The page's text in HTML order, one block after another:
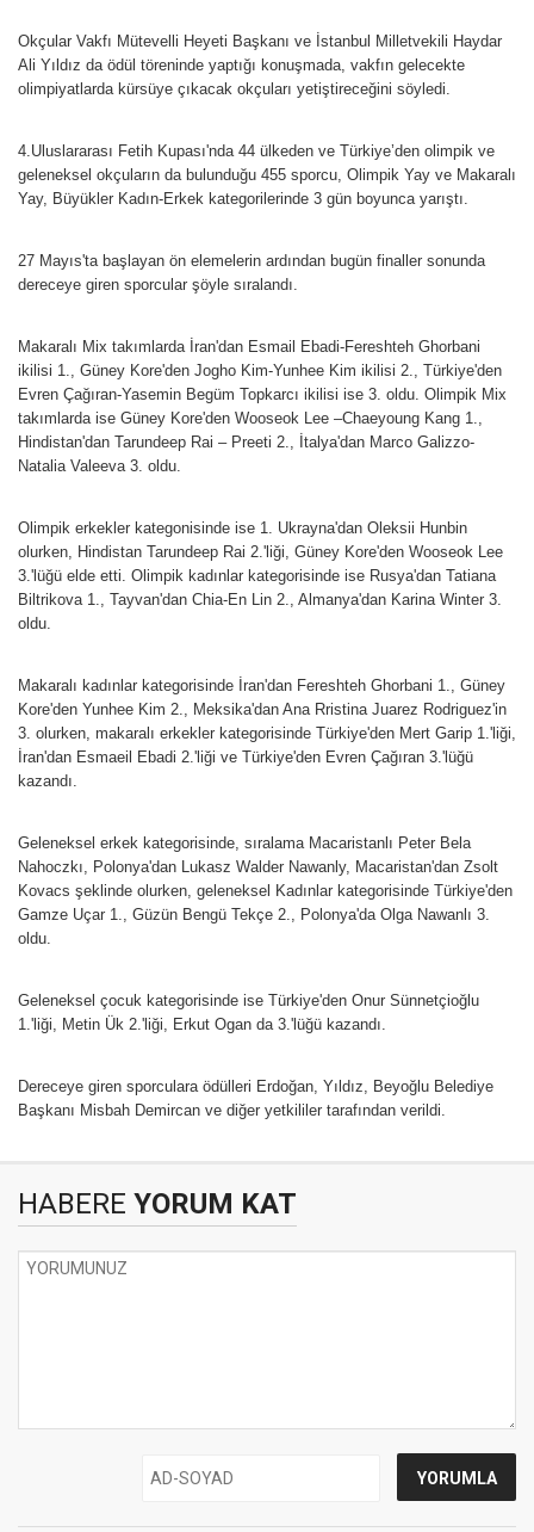
Okçular Vakfı Mütevelli Heyeti Başkanı ve İstanbul Milletvekili Haydar
Ali Yıldız da ödül töreninde yaptığı konuşmada, vakfın gelecekte
olimpiyatlarda kürsüye çıkacak okçuları yetiştireceğini söyledi.
4.Uluslararası Fetih Kupası'nda 44 ülkeden ve Türkiye’den olimpik ve
geleneksel okçuların da bulunduğu 455 sporcu, Olimpik Yay ve Makaralı
Yay, Büyükler Kadın-Erkek kategorilerinde 3 gün boyunca yarıştı.
27 Mayıs'ta başlayan ön elemelerin ardından bugün finaller sonunda
dereceye giren sporcular şöyle sıralandı.
Makaralı Mix takımlarda İran'dan Esmail Ebadi-Fereshteh Ghorbani
ikilisi 1., Güney Kore'den Jogho Kim-Yunhee Kim ikilisi 2., Türkiye'den
Evren Çağıran-Yasemin Begüm Topkarcı ikilisi ise 3. oldu. Olimpik Mix
takımlarda ise Güney Kore'den Wooseok Lee –Chaeyoung Kang 1.,
Hindistan'dan Tarundeep Rai – Preeti 2., İtalya'dan Marco Galizzo-
Natalia Valeeva 3. oldu.
Olimpik erkekler kategonisinde ise 1. Ukrayna'dan Oleksii Hunbin
olurken, Hindistan Tarundeep Rai 2.'liği, Güney Kore'den Wooseok Lee
3.'lüğü elde etti. Olimpik kadınlar kategorisinde ise Rusya'dan Tatiana
Biltrikova 1., Tayvan'dan Chia-En Lin 2., Almanya'dan Karina Winter 3.
oldu.
Makaralı kadınlar kategorisinde İran'dan Fereshteh Ghorbani 1., Güney
Kore'den Yunhee Kim 2., Meksika'dan Ana Rristina Juarez Rodriguez'in
3. olurken, makaralı erkekler kategorisinde Türkiye'den Mert Garip 1.'liği,
İran'dan Esmaeil Ebadi 2.'liği ve Türkiye'den Evren Çağıran 3.'lüğü
kazandı.
Geleneksel erkek kategorisinde, sıralama Macaristanlı Peter Bela
Nahoczkı, Polonya'dan Lukasz Walder Nawanly, Macaristan'dan Zsolt
Kovacs şeklinde olurken, geleneksel Kadınlar kategorisinde Türkiye'den
Gamze Uçar 1., Güzün Bengü Tekçe 2., Polonya'da Olga Nawanlı 3.
oldu.
Geleneksel çocuk kategorisinde ise Türkiye'den Onur Sünnetçioğlu
1.'liği, Metin Ük 2.'liği, Erkut Ogan da 3.'lüğü kazandı.
Dereceye giren sporculara ödülleri Erdoğan, Yıldız, Beyoğlu Belediye
Başkanı Misbah Demircan ve diğer yetkililer tarafından verildi.
HABERE YORUM KAT